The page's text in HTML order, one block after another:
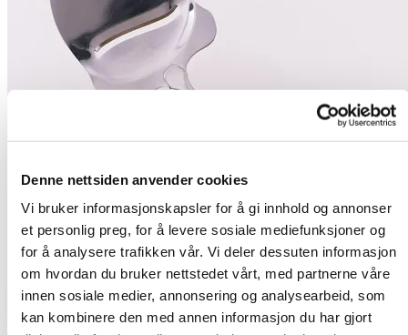
Denne nettsiden anvender cookies
Vi bruker informasjonskapsler for å gi innhold og annonser
et personlig preg, for å levere sosiale mediefunksjoner og
for å analysere trafikken vår. Vi deler dessuten informasjon
om hvordan du bruker nettstedet vårt, med partnerne våre
innen sosiale medier, annonsering og analysearbeid, som
kan kombinere den med annen informasjon du har gjort